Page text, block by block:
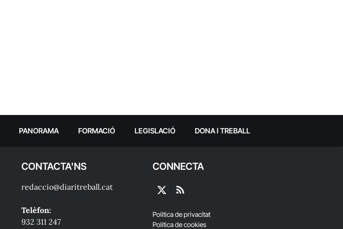
PANORAMA FORMACIÓ LEGISLACIÓ DONA I TREBALL
CONTACTA'NS
redaccio@diaritreball.cat
Telèfon:
932 311 247
CONNECTA
X
RSS
Política de privacitat
Política de cookies